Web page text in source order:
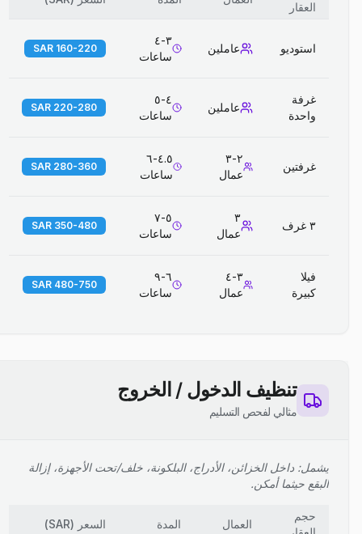
العقار
استوديو عاملين
٣-٤
ساعات
160-220 SAR
غرفة
واحدة
عاملين
٤-٥
ساعات
220-280 SAR
غرفتين
٢-٣
عمال
٤.٥-٦
ساعات
280-360 SAR
٣ غرف
٣
عمال
٥-٧
ساعات
350-480 SAR
فيلا
كبيرة
٣-٤
عمال
٦-٩
ساعات
480-750 SAR
تنظيف الدخول / الخروج
مثالي لفحص التسليم
يشمل: داخل الخزائن، الأدراج، البلكونة، خلف/تحت الأجهزة، إزالة
البقع حيثما أمكن.
حجم
العمال المدة السعر (
SAR
)